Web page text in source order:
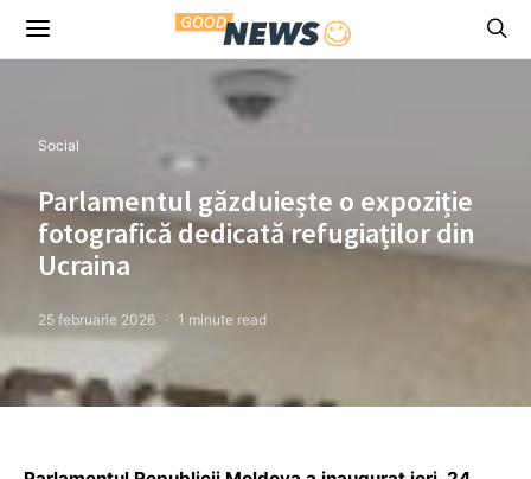
Social
Parlamentul găzduiește o expoziție
fotografică dedicată refugiaților din
Ucraina
25 februarie 2026 1 minute read